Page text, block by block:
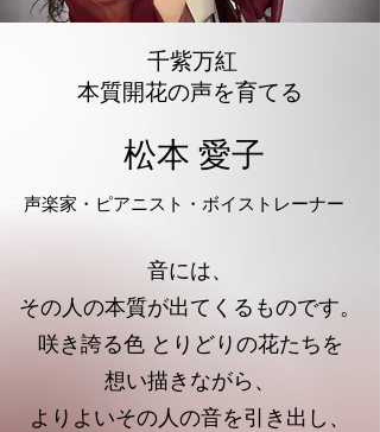
千紫万紅
本質開花の声を育てる
松本 愛​子
声楽家・ピアニスト・ボイストレーナー
音には、
その人の本質が出てくるものです。
咲き誇る色 とりどりの花たちを
想い描きながら、
よりよいその人の音を引き出し、